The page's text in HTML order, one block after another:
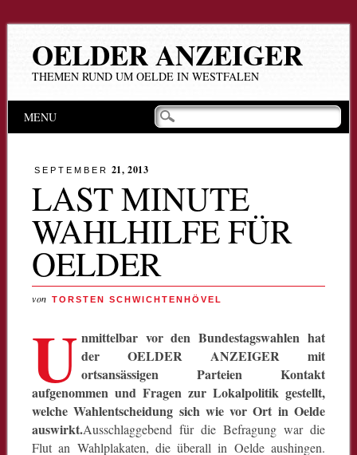
OELDER ANZEIGER
THEMEN RUND UM OELDE IN WESTFALEN
Hauptmenü
Inhalt
MENU
SEPTEMBER 21, 2013
LAST MINUTE
WAHLHILFE FÜR
OELDER
von TORSTEN SCHWICHTENHÖVEL
U nmittelbar vor den Bundestagswahlen hat
der OELDER ANZEIGER mit
ortsansässigen Parteien Kontakt
aufgenommen und Fragen zur Lokalpolitik gestellt,
welche Wahlentscheidung sich wie vor Ort in Oelde
auswirkt.Ausschlaggebend für die Befragung war die
Flut an Wahlplakaten, die überall in Oelde aushingen.